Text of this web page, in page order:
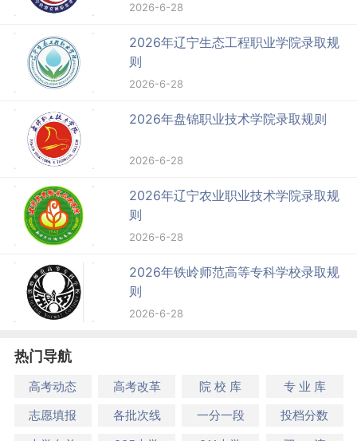
2026-6-28
2026年辽宁生态工程职业学院录取规
则
2026-6-28
2026年盘锦职业技术学院录取规则
2026-6-28
2026年辽宁农业职业技术学院录取规
则
2026-6-28
2026年铁岭师范高等专科学校录取规
则
2026-6-28
热门导航
高考动态 高考改革 院 校 库
专 业 库
志愿填报
各批次线 一分一段
投档分数